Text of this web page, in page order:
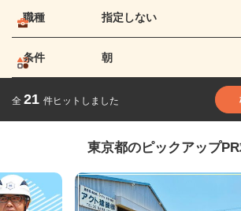
職種 指定しない
条件 朝
全 21 件ヒットしました
東京都のピックアップ